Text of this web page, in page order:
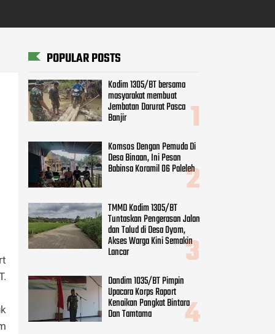
POPULAR POSTS
Kodim 1305/BT bersama
masyarakat membuat
Jembatan Darurat Pasca
Banjir
Komsos Dengan Pemuda Di
Desa Binaan, Ini Pesan
Babinsa Koramil 06 Paleleh
TMMD Kodim 1305/BT
Tuntaskan Pengerasan Jalan
dan Talud di Desa Oyom,
Akses Warga Kini Semakin
Lancar
Dandim 1035/BT Pimpin
Upacara Korps Raport
Kenaikan Pangkat Bintara
Dan Tamtama